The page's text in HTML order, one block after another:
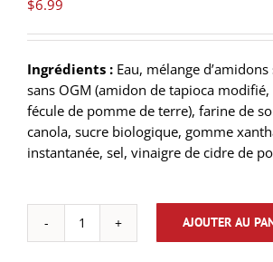
$6.99
Ingrédients : Eau, mélange
sans OGM (amidon de tapioca
fécule de pomme de terre), farine de
canola, sucre biologique, gomme
instantanée, sel, vinaigre de cidre de
quantité
AJOUTER AU